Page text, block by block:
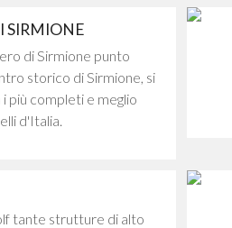
SIRMIONE
di Sirmione punto
storico di Sirmione, si
più completi e meglio
d'Italia.
tante strutture di alto